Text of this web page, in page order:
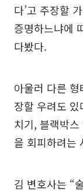
다’고 주장할
증명하느냐에
다봤다.
아울러 다른
장할 우려도
치기, 블랙박
을 회피하려는
김 변호사는 “